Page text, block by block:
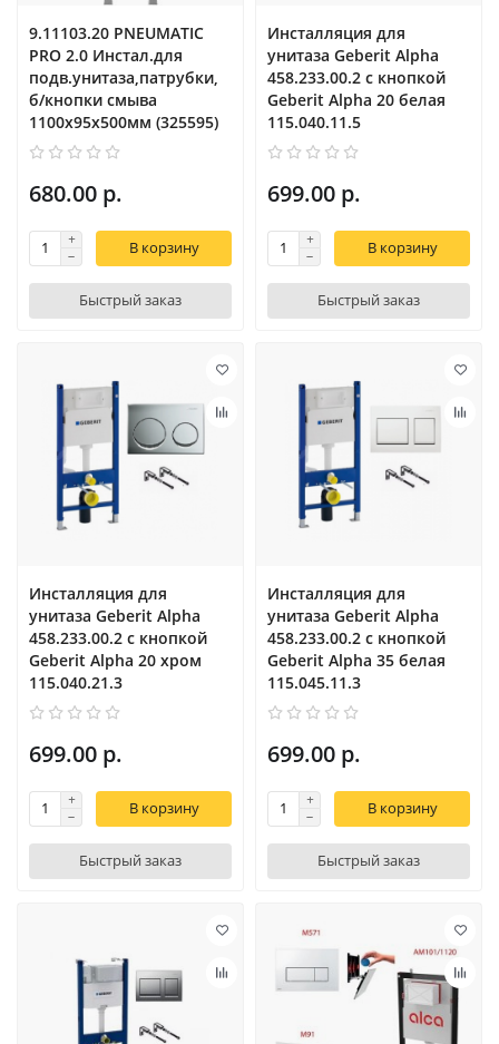
9.11103.20 PNEUMATIC
PRO 2.0 Инстал.для
подв.унитаза,патрубки,
б/кнопки смыва
1100х95х500мм (325595)
680.00 р.
В корзину
Быстрый заказ
Инсталляция для
унитаза Geberit Alpha
458.233.00.2 с кнопкой
Geberit Alpha 20 белая
115.040.11.5
699.00 р.
В корзину
Быстрый заказ
Инсталляция для
унитаза Geberit Alpha
458.233.00.2 с кнопкой
Geberit Alpha 20 хром
115.040.21.3
699.00 р.
В корзину
Быстрый заказ
Инсталляция для
унитаза Geberit Alpha
458.233.00.2 с кнопкой
Geberit Alpha 35 белая
115.045.11.3
699.00 р.
В корзину
Быстрый заказ